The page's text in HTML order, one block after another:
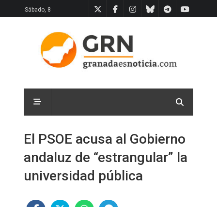
Sábado, 8
El PSOE acusa al Gobierno
andaluz de “estrangular” la
universidad pública